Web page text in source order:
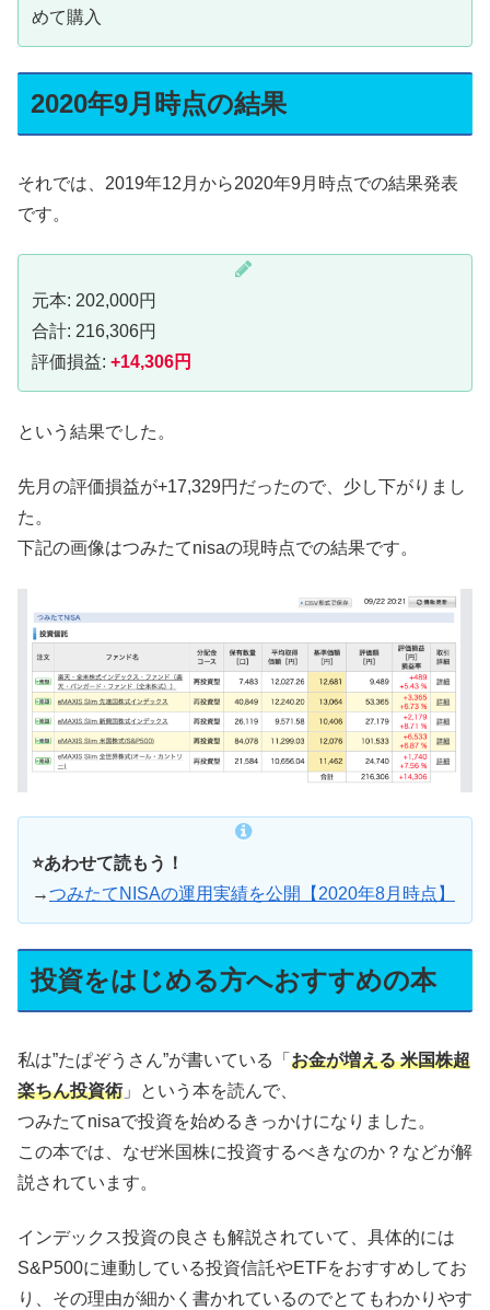
めて購入
2020年9月時点の結果
それでは、2019年12月から2020年9月時点での結果発表
です。
元本: 202,000円
合計: 216,306円
評価損益: +14,306円
という結果でした。
先月の評価損益が+17,329円だったので、少し下がりまし
た。
下記の画像はつみたてnisaの現時点での結果です。
⭐️あわせて読もう！
→つみたてNISAの運用実績を公開【2020年8月時点】
投資をはじめる方へおすすめの本
私は”たぱぞうさん”が書いている「 お金が増える 米国株超
楽ちん投資術 」という本を読んで、
つみたてnisaで投資を始めるきっかけになりました。
この本では、なぜ米国株に投資するべきなのか？などが解
説されています。
インデックス投資の良さも解説されていて、具体的には
S&P500に連動している投資信託やETFをおすすめしてお
り、その理由が細かく書かれているのでとてもわかりやす